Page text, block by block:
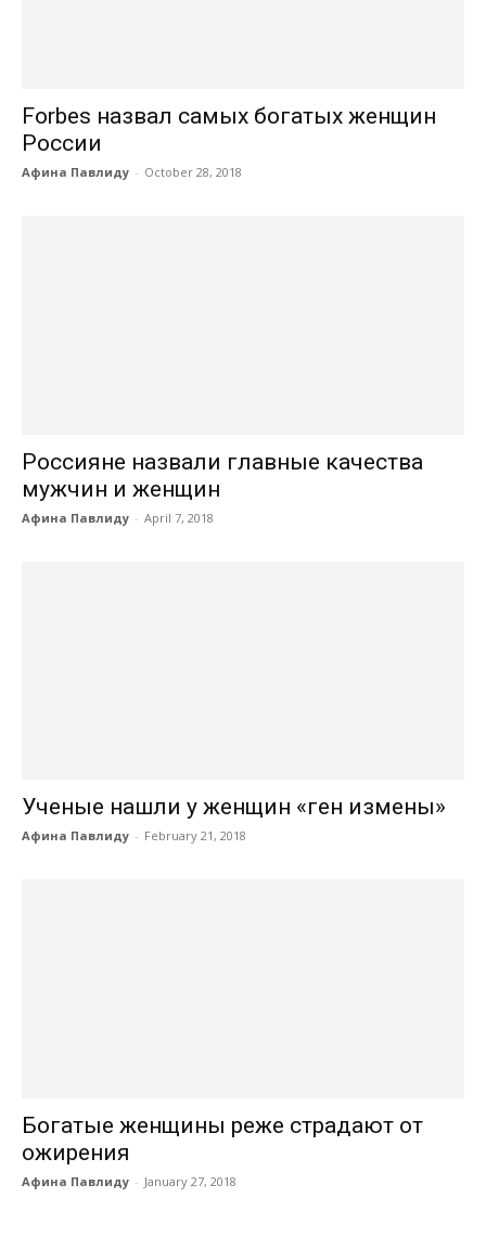
Forbes назвал самых богатых женщин
России
Афина Павлиду - October 28, 2018
Россияне назвали главные качества
мужчин и женщин
Афина Павлиду - April 7, 2018
Ученые нашли у женщин «ген измены»
Афина Павлиду - February 21, 2018
Богатые женщины реже страдают от
ожирения
Афина Павлиду - January 27, 2018